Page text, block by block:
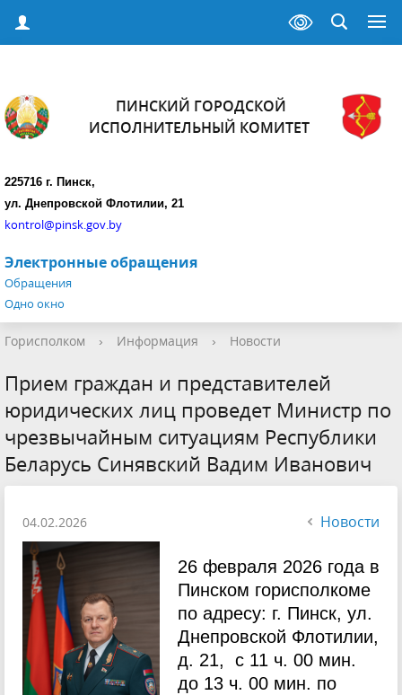
ПИНСКИЙ ГОРОДСКОЙ
ИСПОЛНИТЕЛЬНЫЙ КОМИТЕТ
225716 г. Пинск,
ул. Днепровской Флотилии, 21
kontrol@pinsk.gov.by
Электронные обращения
Обращения
Одно окно
Горисполком › Информация › Новости
Прием граждан и представителей
юридических лиц проведет Министр по
чрезвычайным ситуациям Республики
Беларусь Синявский Вадим Иванович
04.02.2026 Новости
26 февраля 2026 года в
Пинском горисполкоме
по адресу: г. Пинск, ул.
Днепровской Флотилии,
д. 21, с 11 ч. 00 мин.
до 13 ч. 00 мин. по